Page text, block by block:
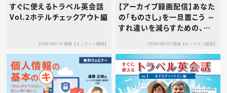
すぐに使えるトラベル英会話
Vol.2ホテルチェックアウト編
2026/09/15 開催【オンライン開催】
【アーカイブ録画配信】あなた
の「ものさし」を一旦置こう ～
すれ違いを減らすための、タ
2026/09/07 開催【オンライン開催】